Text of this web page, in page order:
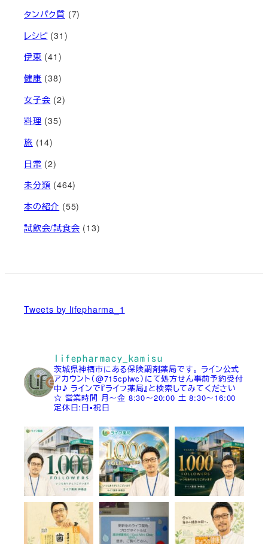
タンパク質 (7)
レシピ(31)
伊東 (41)
健康 (38)
女子会 (2)
料理 (35)
旅 (14)
日常 (2)
未分類 (464)
本の紹介 (55)
試飲会/試食会 (13)
Tweets by lifepharma_1
lifepharmacy_kamisu
茨城県神栖市にある保険調剤薬局です。 ライン公式
アカウント（@715cplwc）にて処方せん事前予約受付
中♪ ラインで『ライフ薬局』と検索してみてください
☆ 営業時間 月～金 8:30～20:00 土 8:30～16:00
定休日:日▪祝日